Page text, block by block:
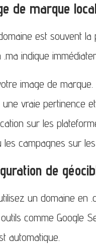
de marque
est souvent
.ma indique
image de
vraie pertinence
sur les
campagnes sur
de
un domaine en
comme Google
automatique.